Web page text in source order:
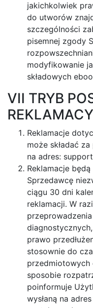
jakichkolwiek
do utworów
szczególności
pisemnej zgody
modyfikowanie
składowych
VII TRYB
Reklamacje
może składać
na adres:
Reklamacje
Sprzedawcę
ciągu 30 dni
reklamacji. W
prawo
stosownie do
przedmiotowych
sposobie
poinformuje
wysłaną na